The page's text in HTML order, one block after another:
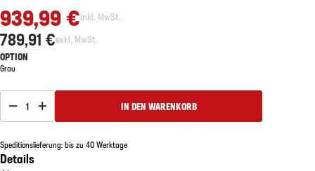
939,99 €inkl. MwSt.
789,91 €exkl. MwSt.
OPTION
Grau
1 IN DEN WARENKORB
Speditionslieferung: bis zu 40 Werktage
Details